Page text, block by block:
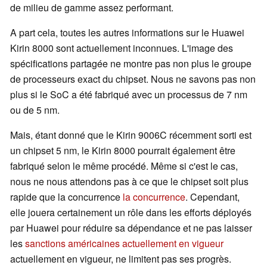
de milieu de gamme assez performant.
A part cela, toutes les autres informations sur le Huawei
Kirin 8000 sont actuellement inconnues. L'image des
spécifications partagée ne montre pas non plus le groupe
de processeurs exact du chipset. Nous ne savons pas non
plus si le SoC a été fabriqué avec un processus de 7 nm
ou de 5 nm.
Mais, étant donné que le Kirin 9006C récemment sorti est
un chipset 5 nm, le Kirin 8000 pourrait également être
fabriqué selon le même procédé. Même si c'est le cas,
nous ne nous attendons pas à ce que le chipset soit plus
rapide que la concurrence la concurrence. Cependant,
elle jouera certainement un rôle dans les efforts déployés
par Huawei pour réduire sa dépendance et ne pas laisser
lessanctions américaines actuellement en vigueur
actuellement en vigueur, ne limitent pas ses progrès.